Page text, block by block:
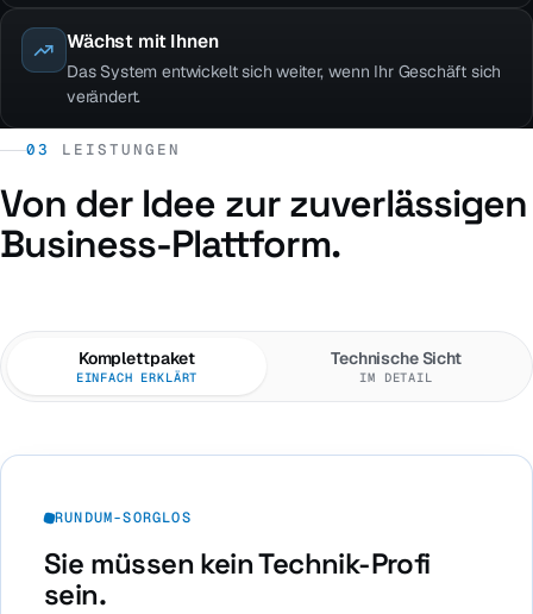
Wächst mit Ihnen
Das System entwickelt sich weiter, wenn Ihr Geschäft sich
verändert.
03 LEISTUNGEN
Von der Idee zur zuverlässigen
Business-Plattform.
Komplettpaket
EINFACH ERKLÄRT
Technische Sicht
IM DETAIL
RUNDUM-SORGLOS
Sie müssen kein Technik-Profi
sein.